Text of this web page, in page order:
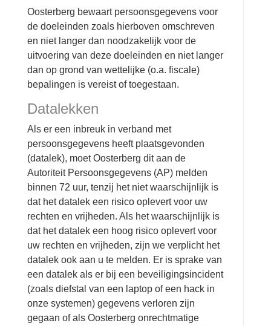
Oosterberg bewaart persoonsgegevens voor
de doeleinden zoals hierboven omschreven
en niet langer dan noodzakelijk voor de
uitvoering van deze doeleinden en niet langer
dan op grond van wettelijke (o.a. fiscale)
bepalingen is vereist of toegestaan.
Datalekken
Als er een inbreuk in verband met
persoonsgegevens heeft plaatsgevonden
(datalek), moet Oosterberg dit aan de
Autoriteit Persoonsgegevens (AP) melden
binnen 72 uur, tenzij het niet waarschijnlijk is
dat het datalek een risico oplevert voor uw
rechten en vrijheden. Als het waarschijnlijk is
dat het datalek een hoog risico oplevert voor
uw rechten en vrijheden, zijn we verplicht het
datalek ook aan u te melden. Er is sprake van
een datalek als er bij een beveiligingsincident
(zoals diefstal van een laptop of een hack in
onze systemen) gegevens verloren zijn
gegaan of als Oosterberg onrechtmatige